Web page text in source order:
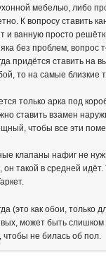
мебелью, либо
К вопросу ставить
и ванную просто
без проблем,
придётся ставить
то на самые
только арка под
ставить взамен
чтобы все эти
клапаны нафиг не
такой в средней
(это как обои,
может быть
не билась об пол.